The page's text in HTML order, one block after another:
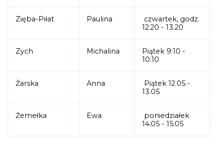
Zięba-Piłat Paulina
czwartek, godz.
12:20 - 13.20
Zych Michalina
Piątek 9:10 -
10:10
Żarska Anna
Piątek 12.05 -
13.05
Żemełka Ewa
poniedziałek
14:05 - 15:05